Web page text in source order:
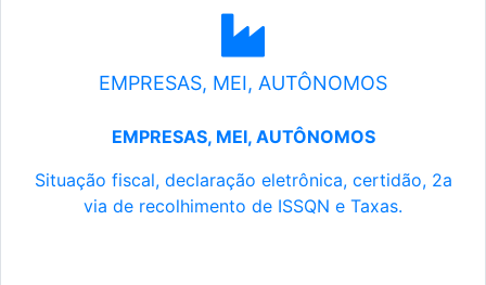
EMPRESAS, MEI, AUTÔNOMOS
EMPRESAS, MEI, AUTÔNOMOS
Situação fiscal, declaração eletrônica, certidão, 2a
via de recolhimento de ISSQN e Taxas.